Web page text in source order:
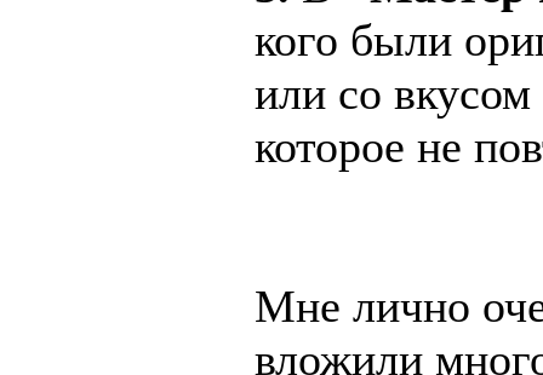
кого были
или со
которое не
Мне лично
вложили